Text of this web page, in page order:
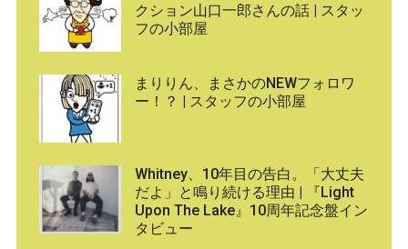
クション山口一郎さんの話 | スタッ
フの小部屋
まりりん、まさかのNEWフォロワ
ー！？ | スタッフの小部屋
Whitney、10年目の告白。「大丈夫
だよ」と鳴り続ける理由 | 『Light
Upon The Lake』10周年記念盤イン
タビュー